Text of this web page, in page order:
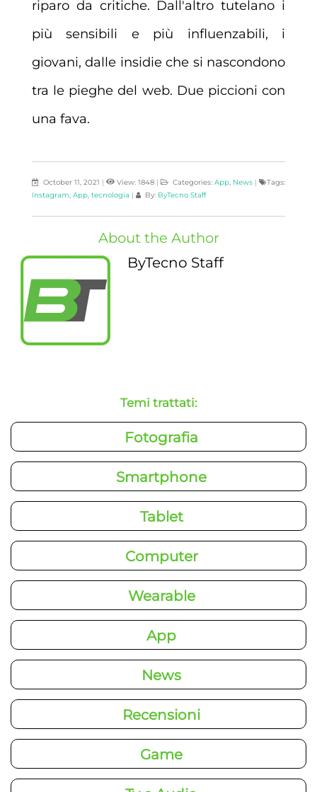
riparo da critiche. Dall'altro tutelano i
più sensibili e più influenzabili, i
giovani, dalle insidie che si nascondono
tra le pieghe del web. Due piccioni con
una fava.
October 11, 2021 | View: 1848 | Categories: App, News |
Tags:
Instagram, App, tecnologia | By: ByTecno Staff
About the Author
ByTecno Staff
Temi trattati:
Fotografia
Smartphone
Tablet
Computer
Wearable
App
News
Recensioni
Game